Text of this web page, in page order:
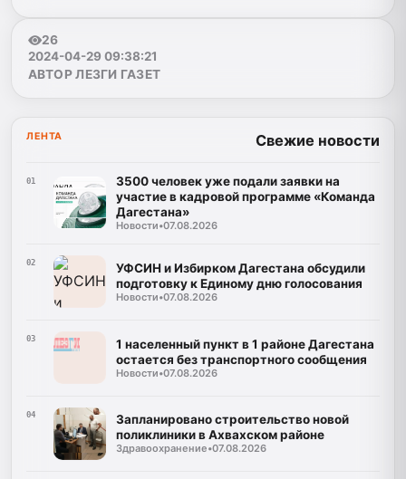
26
2024-04-29 09:38:21
АВТОР ЛЕЗГИ ГАЗЕТ
ЛЕНТА Свежие новости
01
3500 человек уже подали заявки на
участие в кадровой программе «Команда
Дагестана»
Новости•07.08.2026
02
УФСИН и Избирком Дагестана обсудили
подготовку к Единому дню голосования
Новости•07.08.2026
03
1 населенный пункт в 1 районе Дагестана
остается без транспортного сообщения
Новости•07.08.2026
04
Запланировано строительство новой
поликлиники в Ахвахском районе
Здравоохранение•07.08.2026